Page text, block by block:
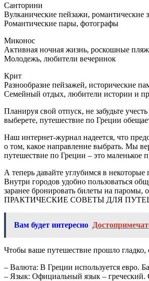
Санторини
Вулканические пейзажи, романтические
Романтические пары, фотографы
Миконос
Активная ночная жизнь, роскошные
Молодежь, любители вечеринок
Крит
Разнообразие пейзажей, исторические
Семейный отдых, любители истории и
Планируя свой отпуск, не забудьте
выберете, путешествие по Греции
Наш интернет-журнал надеется, что
о том, какое направление выбрать. Мы
путешествие по Греции – это
А теперь давайте углубимся в
Внутри городов удобно пользоваться
заранее бронировать билеты на паромы,
ПРАКТИЧЕСКИЕ СОВЕТЫ ДЛЯ
Вам будет интересно
Чтобы ваше путешествие прошло
– Валюта: В Греции используется евро.
– Язык: Официальный язык – греческий.